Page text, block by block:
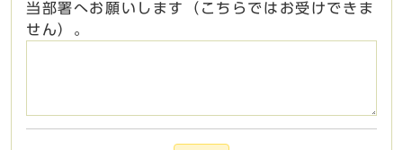
当部署へお願いします（こちらではお受けできま
せん）。